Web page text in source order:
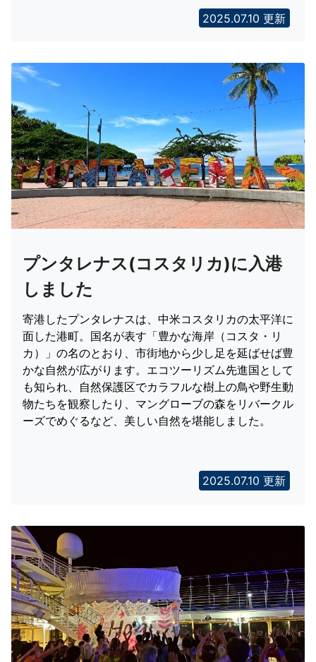
2025.07.10 更新
プンタレナス(コスタリカ)に入港
しました
寄港したプンタレナスは、中米コスタリカの太平洋に
面した港町。国名が表す「豊かな海岸（コスタ・リ
カ）」の名のとおり、市街地から少し足を延ばせば豊
かな自然が広がります。エコツーリズム先進国として
も知られ、自然保護区でカラフルな樹上の鳥や野生動
物たちを観察したり、マングローブの森をリバークル
ーズでめぐるなど、美しい自然を堪能しました。
2025.07.10 更新